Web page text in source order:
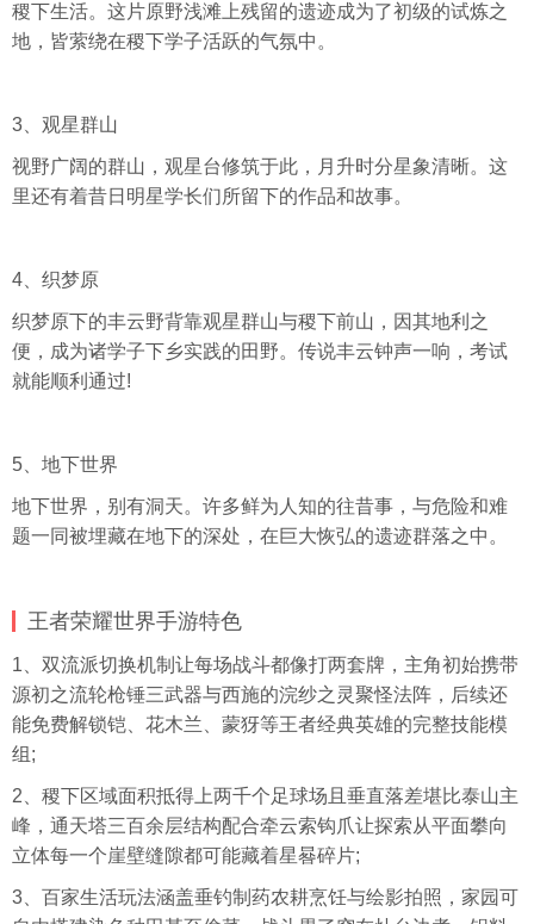
稷下生活。这片原野浅滩上残留的遗迹成为了初级的试炼之
地，皆萦绕在稷下学子活跃的气氛中。
3、观星群山
视野广阔的群山，观星台修筑于此，月升时分星象清晰。这
里还有着昔日明星学长们所留下的作品和故事。
4、织梦原
织梦原下的丰云野背靠观星群山与稷下前山，因其地利之
便，成为诸学子下乡实践的田野。传说丰云钟声一响，考试
就能顺利通过!
5、地下世界
地下世界，别有洞天。许多鲜为人知的往昔事，与危险和难
题一同被埋藏在地下的深处，在巨大恢弘的遗迹群落之中。
王者荣耀世界手游特色
1、双流派切换机制让每场战斗都像打两套牌，主角初始携带
源初之流轮枪锤三武器与西施的浣纱之灵聚怪法阵，后续还
能免费解锁铠、花木兰、蒙犽等王者经典英雄的完整技能模
组;
2、稷下区域面积抵得上两千个足球场且垂直落差堪比泰山主
峰，通天塔三百余层结构配合牵云索钩爪让探索从平面攀向
立体每一个崖壁缝隙都可能藏着星晷碎片;
3、百家生活玩法涵盖垂钓制药农耕烹饪与绘影拍照，家园可